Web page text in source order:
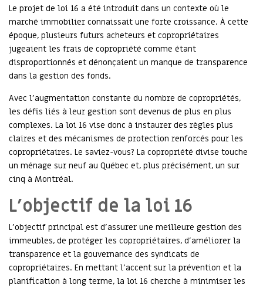
Le projet de loi 16 a été introduit dans un contexte où le
marché immobilier connaissait une forte croissance. À cette
époque, plusieurs futurs acheteurs et copropriétaires
jugeaient les frais de copropriété comme étant
disproportionnés et dénonçaient un manque de transparence
dans la gestion des fonds.
Avec l’augmentation constante du nombre de copropriétés,
les défis liés à leur gestion sont devenus de plus en plus
complexes. La loi 16 vise donc à instaurer des règles plus
claires et des mécanismes de protection renforcés pour les
copropriétaires. Le saviez-vous? La copropriété divise touche
un ménage sur neuf au Québec et, plus précisément, un sur
cinq à Montréal.
L’objectif de la loi 16
L’objectif principal est d’assurer une meilleure gestion des
immeubles, de protéger les copropriétaires, d’améliorer la
transparence et la gouvernance des syndicats de
copropriétaires. En mettant l’accent sur la prévention et la
planification à long terme, la loi 16 cherche à minimiser les